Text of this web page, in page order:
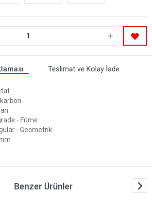
+
Teslimat ve Kolay İade
- Füme
- Geometrik
Benzer Ürünler